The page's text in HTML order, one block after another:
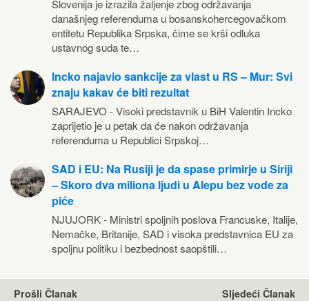
Slovenija je izrazila žaljenje zbog održavanja
današnjeg referenduma u bosanskohercegovačkom
entitetu Republika Srpska, čime se krši odluka
ustavnog suda te…
Incko najavio sankcije za vlast u RS – Mur: Svi
znaju kakav će biti rezultat
SARAJEVO - Visoki predstavnik u BiH Valentin Incko
zaprijetio je u petak da će nakon održavanja
referenduma u Republici Srpskoj…
SAD i EU: Na Rusiji je da spase primirje u Siriji
– Skoro dva miliona ljudi u Alepu bez vode za
piće
NJUJORK - Ministri spoljnih poslova Francuske, Italije,
Nemačke, Britanije, SAD i visoka predstavnica EU za
spoljnu politiku i bezbednost saopštili…
Prošli Članak Sljedeći Članak